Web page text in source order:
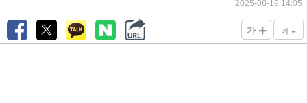
2025-08-19 14:05
가 + 가 -